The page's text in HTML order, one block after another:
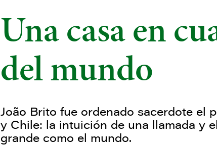
Una casa en
del mundo
João Brito fue ordenado sacerdote el
y Chile: la intuición de una llamada y
grande como el mundo.